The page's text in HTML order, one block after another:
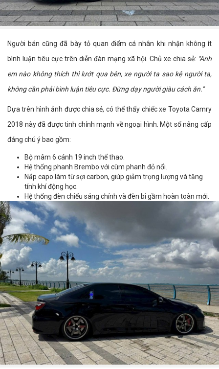
Người bán cũng đã bày tỏ quan điểm cá nhân khi nhận không ít
bình luận tiêu cực trên diễn đàn mạng xã hội. Chủ xe chia sẻ: "Anh
em nào không thích thì lướt qua bên, xe người ta sao kệ người ta,
không cần phải bình luận tiêu cực. Đừng dạy người giàu cách ăn."
Dựa trên hình ảnh được chia sẻ, có thể thấy chiếc xe Toyota Camry
2018 này đã được tinh chỉnh mạnh về ngoại hình. Một số nâng cấp
đáng chú ý bao gồm:
Bộ mâm 6 cánh 19 inch thể thao.
Hệ thống phanh Brembo với cùm phanh đỏ nổi.
Nắp capo làm từ sợi carbon, giúp giảm trọng lượng và tăng
tính khí động học.
Hệ thống đèn chiếu sáng chính và đèn bi gầm hoàn toàn mới.